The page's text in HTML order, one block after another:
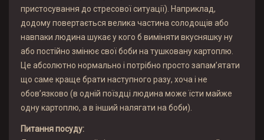
пристосування до стресової ситуації). Наприклад,
додому повертається велика частина солодощів або
навпаки людина шукає у кого б виміняти вкусняшку ну
або постійно змінює свої боби на тушковану картоплю.
Це абсолютно нормально і потрібно просто запам’ятати
що саме краще брати наступного разу, хоча і не
обов’язково (в одній поїздці людина може їсти майже
одну картоплю, а в інший налягати на боби).
Питання посуду: